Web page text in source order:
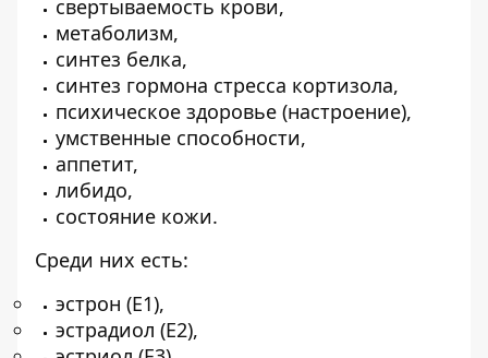
свертываемость крови,
метаболизм,
синтез белка,
синтез гормона стресса кортизола,
психическое здоровье (настроение),
умственные способности,
аппетит,
либидо,
состояние кожи.
Среди них есть:
эстрон (Е1),
эстрадиол (Е2),